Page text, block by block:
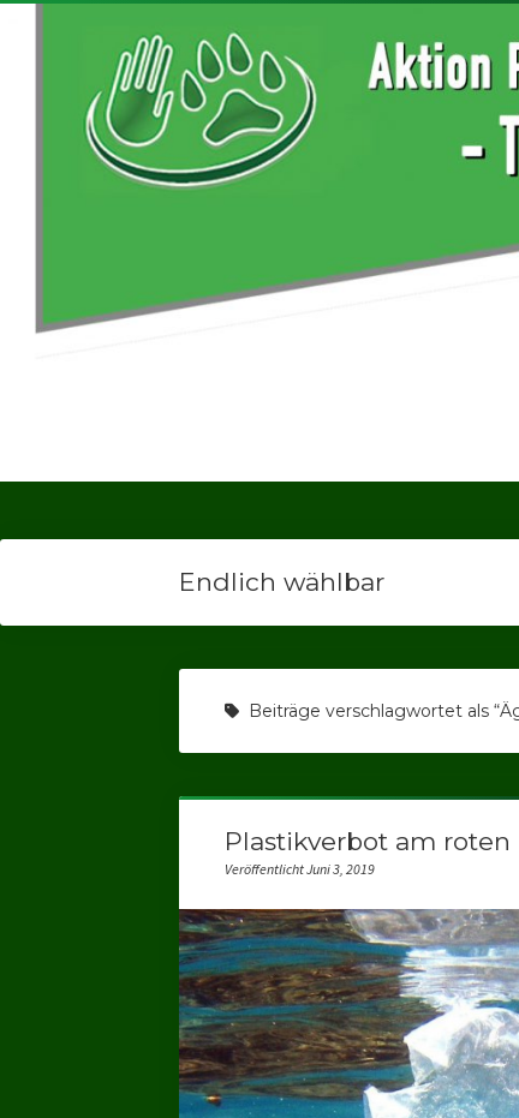
Endlich wählbar
Beiträge verschlagwortet als
Plastikverbot am roten
Veröffentlicht Juni 3, 2019